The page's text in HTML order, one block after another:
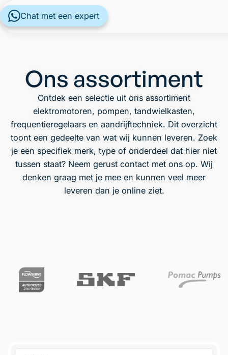
Ons assortiment
Ontdek een selectie uit ons assortiment
elektromotoren, pompen, tandwielkasten,
frequentieregelaars en aandrijftechniek. Dit overzicht
toont een gedeelte van wat wij kunnen leveren. Zoek
je een specifiek merk, type of onderdeel dat hier niet
tussen staat? Neem gerust contact met ons op. Wij
denken graag met je mee en kunnen veel meer
leveren dan je online ziet.
Chat met een expert